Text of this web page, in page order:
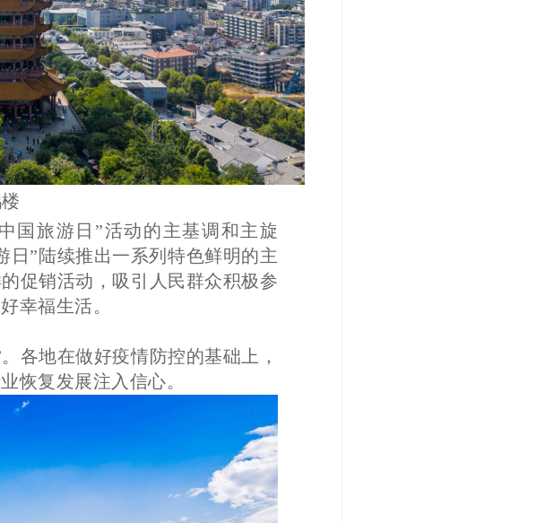
国旅游日”活动的主基调和主旋
日”陆续推出一系列特色鲜明的主
促销活动，吸引人民群众积极参
幸福生活。
各地在做好疫情防控的基础上，
恢复发展注入信心。